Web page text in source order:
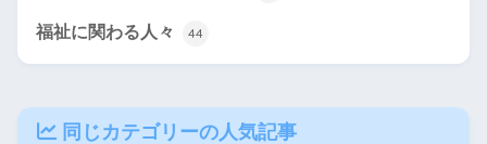
福祉に関わる人々 44
同じカテゴリーの人気記事